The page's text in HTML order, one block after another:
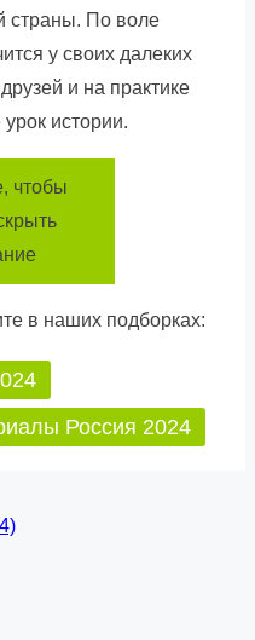
страны. По воле
у своих далеких
и на практике
истории.
чтобы
в наших подборках:
Россия 2024